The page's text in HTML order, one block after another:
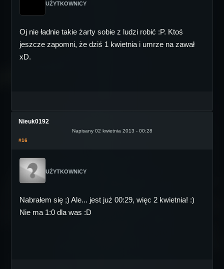
UŻYTKOWNICY
Oj nie ładnie takie żarty sobie z ludzi robić :P. Ktoś
jeszcze zapomni, że dziś 1 kwietnia i umrze na zawał
xD.
Nieuk0192
Napisany 02 kwietnia 2013 - 00:28
#16
UŻYTKOWNICY
Nabrałem się ;) Ale... jest już 00:29, więc 2 kwietnia! :)
Nie ma 1:0 dla was :D